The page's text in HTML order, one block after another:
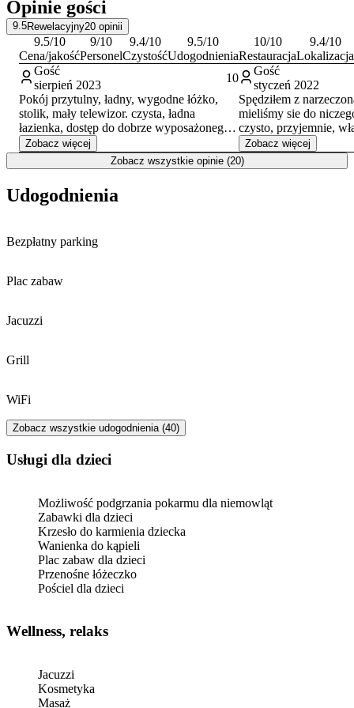
Opinie gości
9.5Rewelacyjny20 opinii
9.5/10
Cena/jakość
9/10
Personel
9.4/10
Czystość
9.5/10
Udogodnienia
10/10
Restauracja
9.4/10
Lokalizacja
Gość
sierpień 2023
10
Pokój przytulny, ładny, wygodne łóżko,
stolik, mały telewizor. czysta, ładna
łazienka, dostęp do dobrze wyposażonego
aneksu kuchennego. Pani właścicielka
bardzo miła. Świetna lokalizacja - rzut
beretem znajduje się mały sklep spożywczy,
metrów dalej większy market i inne
się komunikacją publiczną. Bardzo polecam
Zobacz więcej
Gość
styczeń 2022
Spędziłem z
mieliśmy sie do
czysto, przyjemnie,
pomocni. Aneks
wyposażony wiec nie
zrobieniem ciepłych
Zobacz więcej
Zobacz wszystkie opinie (20)
Udogodnienia
Bezpłatny parking
Plac zabaw
Jacuzzi
Grill
WiFi
Zobacz wszystkie udogodnienia (40)
usługi dla dzieci
Możliwość podgrzania pokarmu dla niemowląt
Zabawki dla dzieci
Krzesło do karmienia dziecka
Wanienka do kąpieli
Plac zabaw dla dzieci
Przenośne łóżeczko
Pościel dla dzieci
Wellness, relaks
Jacuzzi
Kosmetyka
Masaż